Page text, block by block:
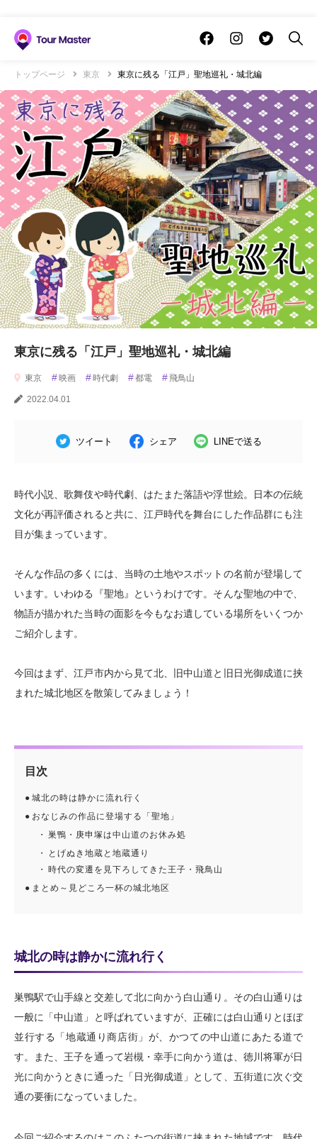
トップページ 東京 東京に残る「江戸」聖地巡礼・城北編
東京に残る「江戸」聖地巡礼・城北編
東京 # 映画 # 時代劇 #都電 #飛鳥山
2022.04.01
ツイート シェア LINEで送る
時代小説、歌舞伎や時代劇、はたまた落語や浮世絵。日本の伝統
文化が再評価されると共に、江戸時代を舞台にした作品群にも注
目が集まっています。
そんな作品の多くには、当時の土地やスポットの名前が登場して
います。いわゆる『聖地』というわけです。そんな聖地の中で、
物語が描かれた当時の面影を今もなお遺している場所をいくつか
ご紹介します。
今回はまず、江戸市内から見て北、旧中山道と旧日光御成道に挟
まれた城北地区を散策してみましょう！
目次
城北の時は静かに流れ行く
おなじみの作品に登場する「聖地」
巣鴨・庚申塚は中山道のお休み処
とげぬき地蔵と地蔵通り
時代の変遷を見下ろしてきた王子・飛鳥山
まとめ～見どころ一杯の城北地区
城北の時は静かに流れ行く
巣鴨駅で山手線と交差して北に向かう白山通り。その白山通りは
一般に「中山道」と呼ばれていますが、正確には白山通りとほぼ
並行する「地蔵通り商店街」が、かつての中山道にあたる道で
す。また、王子を通って岩槻・幸手に向かう道は、徳川将軍が日
光に向かうときに通った「日光御成道」として、五街道に次ぐ交
通の要衝になっていました。